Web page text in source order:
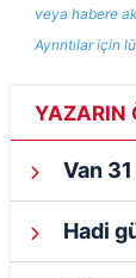
veya habere
Ayrıntılar için
YAZARIN
Van
Hadi